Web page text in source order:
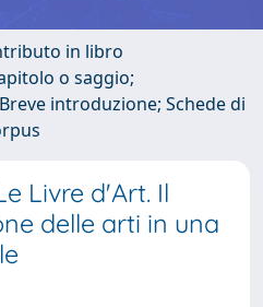
in libro
o saggio;
introduzione; Schede di
Livre d'Art. Il
delle arti in una